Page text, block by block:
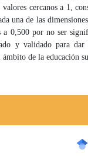
cercanos a 1,
una de las
a 0,500 por no ser
y validado para
de la educación